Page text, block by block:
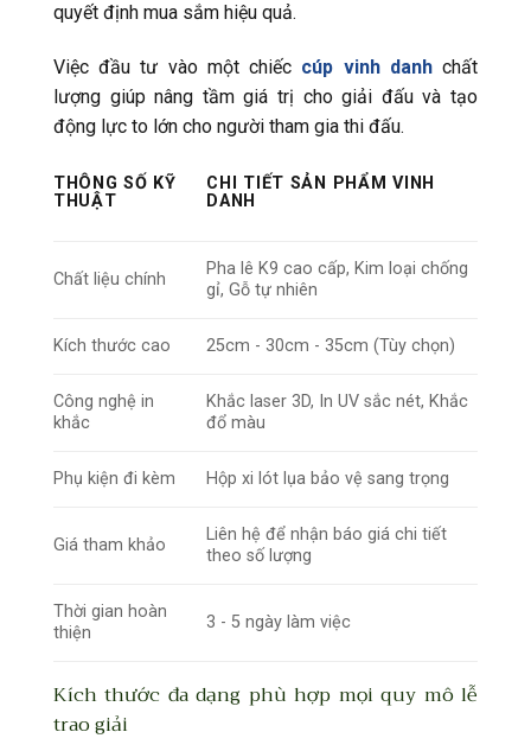
quyết định mua sắm hiệu quả.
Việc đầu tư vào một chiếc cúp vinh danhchất
lượng giúp nâng tầm giá trị cho giải đấu và tạo
động lực to lớn cho người tham gia thi đấu.
THÔNG SỐ KỸ
THUẬT
CHI TIẾT SẢN PHẨM VINH
DANH
Chất liệu chính
Pha lê K9 cao cấp, Kim loại chống
gỉ, Gỗ tự nhiên
Kích thước cao 25cm - 30cm - 35cm (Tùy chọn)
Công nghệ in
khắc
Khắc laser 3D, In UV sắc nét, Khắc
đổ màu
Phụ kiện đi kèm Hộp xi lót lụa bảo vệ sang trọng
Giá tham khảo
Liên hệ để nhận báo giá chi tiết
theo số lượng
Thời gian hoàn
thiện
3 - 5 ngày làm việc
Kích thước đa dạng phù hợp mọi quy mô lễ
trao giải